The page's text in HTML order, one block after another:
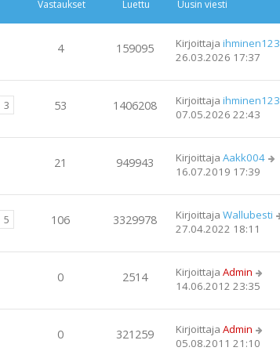
Vastaukset Luettu Uusin viesti
4 159095 Kirjoittaja ihminen123
26.03.2026 17:37
3 53 1406208 Kirjoittaja ihminen123
07.05.2026 22:43
21 949943 Kirjoittaja Aakk004
16.07.2019 17:39
5 106 3329978 Kirjoittaja Wallubesti
27.04.2022 18:11
0 2514 Kirjoittaja Admin
14.06.2012 23:35
0 321259 Kirjoittaja Admin
05.08.2011 21:10